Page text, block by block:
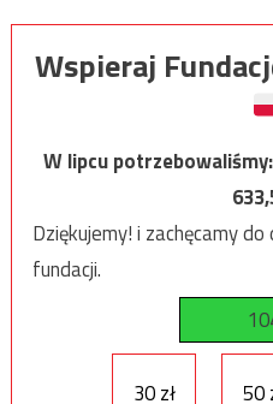
Wspieraj
W lipcu potrzebowaliśmy:
Dziękujemy! i zachęcamy
fundacji.
30 zł 50